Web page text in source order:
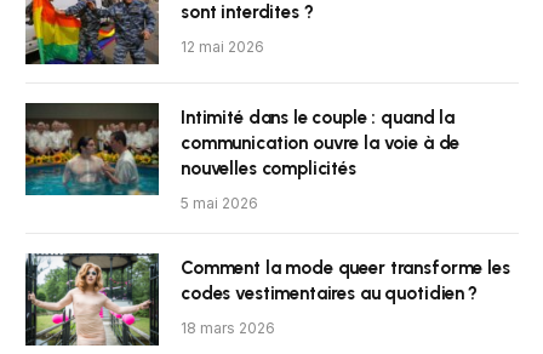
sont interdites ?
12 mai 2026
Intimité dans le couple : quand la
communication ouvre la voie à de
nouvelles complicités
5 mai 2026
Comment la mode queer transforme les
codes vestimentaires au quotidien ?
18 mars 2026